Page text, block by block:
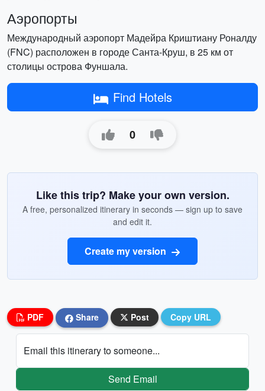
Аэропорты
Международный аэропорт Мадейра Криштиану Роналду
(FNC) расположен в городе Санта-Круш, в 25 км от
столицы острова Фуншала.
Find Hotels
0
Like this trip? Make your own version.
A free, personalized itinerary in seconds — sign up to save
and edit it.
Create my version
PDF Share Post Copy URL
Email this itinerary to someone...
Send Email